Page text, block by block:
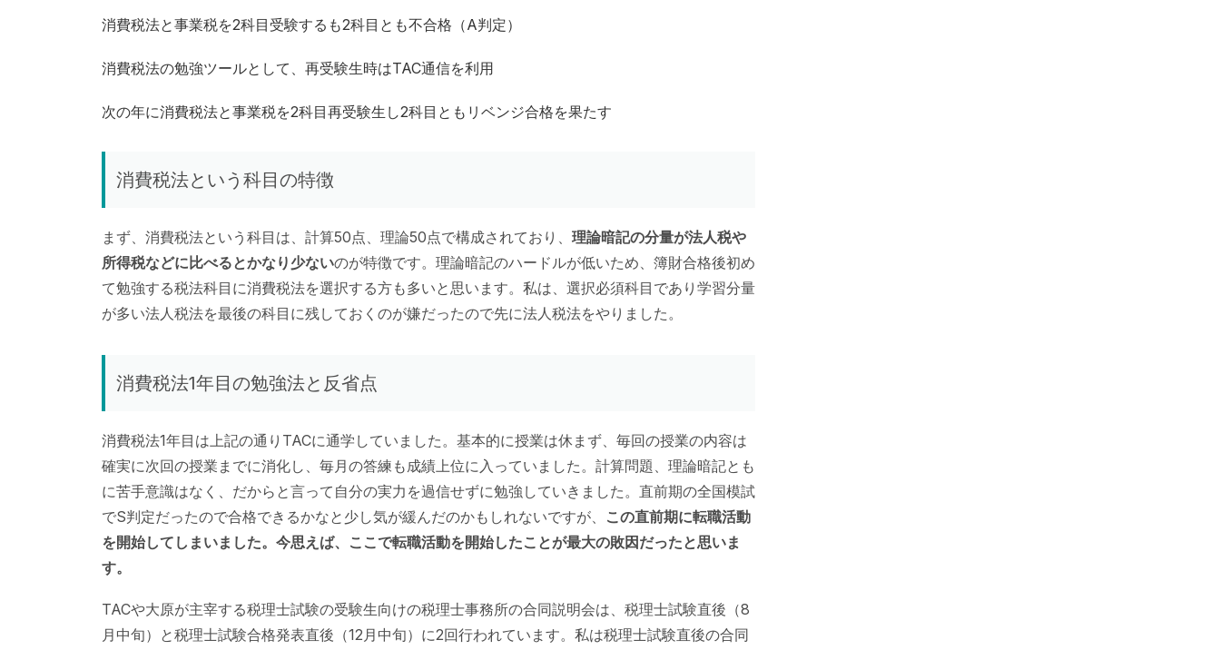
消費税法と事業税を2科目受験するも2科目とも不合格（A判定）
消費税法の勉強ツールとして、再受験生時はTAC通信を利用
次の年に消費税法と事業税を2科目再受験生し2科目ともリベンジ合格を果たす
消費税法という科目の特徴
まず、消費税法という科目は、計算50点、理論50点で構成されており、 理論暗記の分量が法人税や
所得税などに比べるとかなり少ないのが特徴です。理論暗記のハードルが低いため、簿財合格後初め
て勉強する税法科目に消費税法を選択する方も多いと思います。私は、選択必須科目であり学習分量
が多い法人税法を最後の科目に残しておくのが嫌だったので先に法人税法をやりました。
消費税法1年目の勉強法と反省点
消費税法1年目は上記の通りTACに通学していました。基本的に授業は休まず、毎回の授業の内容は
確実に次回の授業までに消化し、毎月の答練も成績上位に入っていました。計算問題、理論暗記とも
に苦手意識はなく、だからと言って自分の実力を過信せずに勉強していきました。直前期の全国模試
でS判定だったので合格できるかなと少し気が緩んだのかもしれないですが、 この直前期に転職活動
を開始してしまいました。今思えば、ここで転職活動を開始したことが最大の敗因だったと思いま
す。
TACや大原が主宰する税理士試験の受験生向けの税理士事務所の合同説明会は、税理士試験直後（8
月中旬）と税理士試験合格発表直後（12月中旬）に2回行われています。私は税理士試験直後の合同